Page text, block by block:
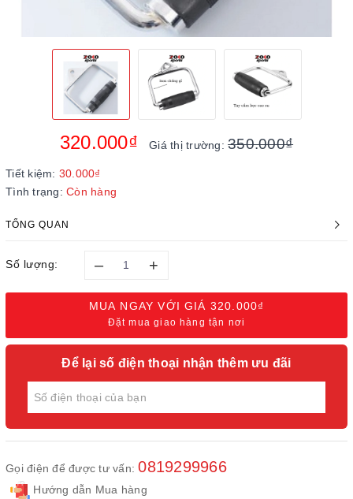
320.000₫ Giá thị trường:350.000₫
Tiết kiệm: 30.000₫
Tình trạng: Còn hàng
TỔNG QUAN
Số lượng: – +
MUA NGAY VỚI GIÁ 320.000₫
Đặt mua giao hàng tận nơi
Để lại số điện thoại nhận thêm ưu đãi
Gọi điện để được tư vấn:0819299966
Hướng dẫn Mua hàng